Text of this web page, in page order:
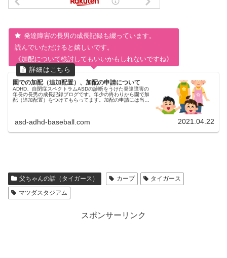
発達障害の長男の成長記録も綴っています。
読んでいただけると嬉しいです。
《加配について検討してもいいかもしれないですね》
園での加配（追加配置）、加配の申請について
ADHD、自閉症スペクトラムASDの診断をうけた発達障害の
年長の長男の成長記録ブログです。年少の終わりから園で加
配（追加配置）をつけてもらってます。加配の申請には当初
asd-adhd-baseball.com 2021.04.22
父ちゃんの話（タイガース） カープ
タイガース
マツダスタジアム
スポンサーリンク